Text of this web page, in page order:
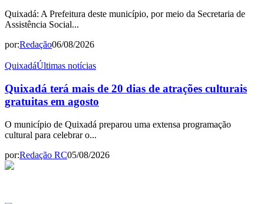
Quixadá: A Prefeitura deste município, por meio da Secretaria de
Assistência Social...
por:Redação06/08/2026
QuixadáÚltimas notícias
Quixadá terá mais de 20 dias de atrações culturais
gratuitas em agosto
O município de Quixadá preparou uma extensa programação
cultural para celebrar o...
por:Redação RC05/08/2026